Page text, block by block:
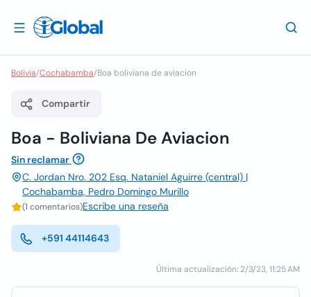
Bolivia/Cochabamba/Boa boliviana de aviacion
Compartir
Boa - Boliviana De Aviacion
Sin reclamar
C. Jordan Nro. 202 Esq. Nataniel Aguirre (central) |
Cochabamba, Pedro Domingo Murillo
(1 comentarios)Escribe una reseña
+591 44114643
Última actualización: 2/3/23, 11:25 AM